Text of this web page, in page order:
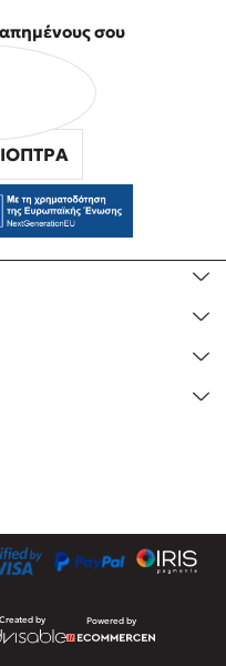
σου
Created by Powered by